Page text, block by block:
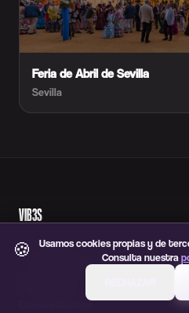
Feria de Abril de Sevilla
Sevilla
VIB3S
Carpool con buen gusto. Ve a tus
comparte trayectos.
Comunidad fans
🍪
Usamos cookies propias y de
Consulta nuestra